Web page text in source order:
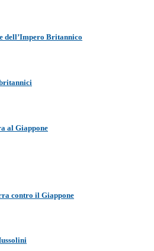
dell’Impero Britannico
al Giappone
contro il Giappone